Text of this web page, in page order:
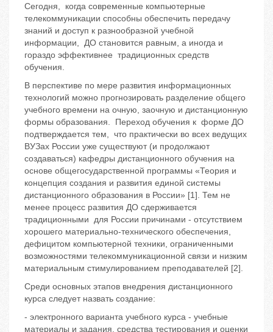
Сегодня, когда современные компьютерные
телекоммуникации способны обеспечить передачу
знаний и доступ к разнообразной учебной
информации, ДО становится равным, а иногда и
гораздо эффективнее традиционных средств
обучения.
В перспективе по мере развития информационных
технологий можно прогнозировать разделение общего
учебного времени на очную, заочную и дистанционную
формы образования. Переход обучения к форме ДО
подтверждается тем, что практически во всех ведущих
ВУЗах России уже существуют (и продолжают
создаваться) кафедры дистанционного обучения на
основе общегосударственной программы «Теория и
концепция создания и развития единой системы
дистанционного образования в России» [1]. Тем не
менее процесс развития ДО сдерживается
традиционными для России причинами - отсутствием
хорошего материально-технического обеспечения,
дефицитом компьютерной техники, ограниченными
возможностями телекоммуникационной связи и низким
материальным стимулированием преподавателей [2].
Среди основных этапов внедрения дистанционного
курса следует назвать создание:
- электронного варианта учебного курса - учебные
материалы и задания, средства тестирования и оценки